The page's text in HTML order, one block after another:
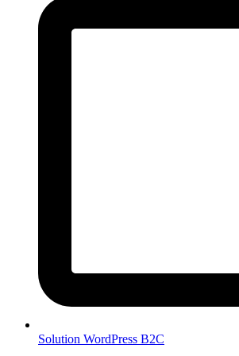
Solution WordPress B2C